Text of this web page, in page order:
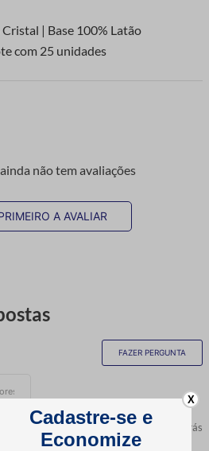
| Base 100% Latão
com 25 unidades
não tem avaliações
A AVALIAR
FAZER PERGUNTA
1 ano atrás
X